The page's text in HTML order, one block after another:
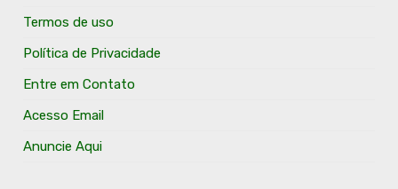
Termos de uso
Política de Privacidade
Entre em Contato
Acesso Email
Anuncie Aqui